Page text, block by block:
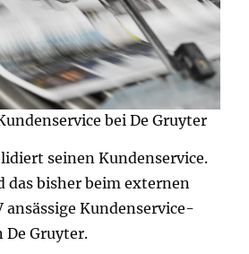
bei De Gruyter
seinen Kundenservice.
das bisher beim externen
ansässige Kundenservice-
De Gruyter.